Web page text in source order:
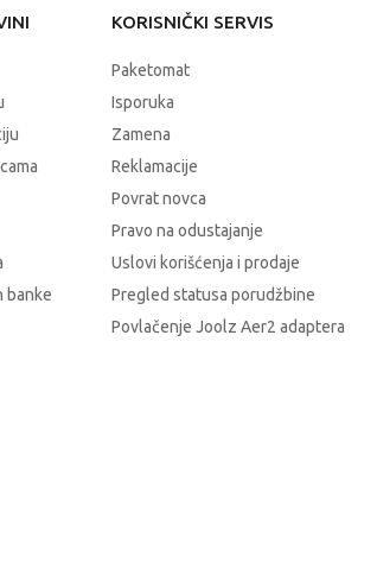
banke
KORISNIČKI SERVIS
Paketomat
Isporuka
Zamena
Reklamacije
Povrat novca
Pravo na odustajanje
Uslovi korišćenja i prodaje
Pregled statusa porudžbine
Povlačenje Joolz Aer2 adaptera